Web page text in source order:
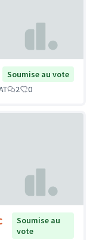
Soumise au vote
2 0
Soumise au
vote